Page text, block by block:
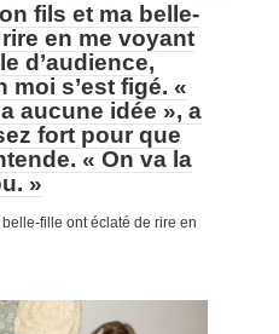
fils et ma belle-
en me voyant
d’audience,
moi s’est figé. «
aucune idée », a
fort pour que
« On va la
»
fille ont éclaté de rire en